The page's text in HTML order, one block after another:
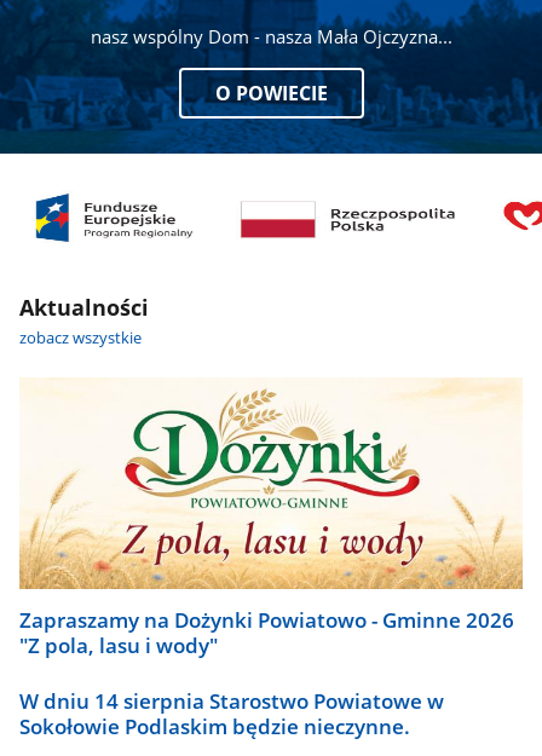
nasz wspólny Dom - nasza Mała Ojczyzna...
O POWIECIE
Aktualności
zobacz wszystkie
Zapraszamy na Dożynki Powiatowo - Gminne 2026
"Z pola, lasu i wody"
W dniu 14 sierpnia Starostwo Powiatowe w
Sokołowie Podlaskim będzie nieczynne.